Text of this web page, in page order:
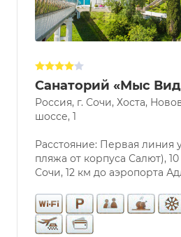
Санаторий «Мыс
Россия, г. Сочи, Хоста,
шоссе, 1
Расстояние: Первая линия
пляжа от корпуса Салют),
Сочи, 12 км до аэропорта